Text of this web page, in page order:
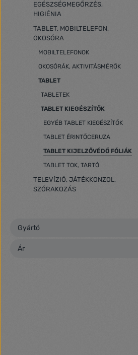
EGÉSZSÉGMEGŐRZÉS,
HIGIÉNIA
TABLET, MOBILTELEFON,
OKOSÓRA
MOBILTELEFONOK
OKOSÓRÁK, AKTIVITÁSMÉRŐK
TABLET
TABLETEK
TABLET KIEGÉSZÍTŐK
EGYÉB TABLET KIEGÉSZÍTŐK
TABLET ÉRINTŐCERUZA
TABLET KIJELZŐVÉDŐ FÓLIÁK
TABLET TOK, TARTÓ
TELEVÍZIÓ, JÁTÉKKONZOL,
SZÓRAKOZÁS
Gyártó
Ár